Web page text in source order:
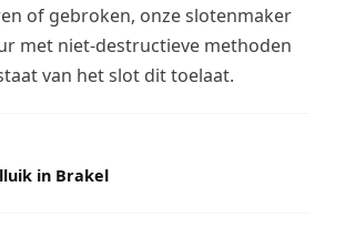
of gebroken, onze slotenmaker
met niet-destructieve methoden
van het slot dit toelaat.
in Brakel